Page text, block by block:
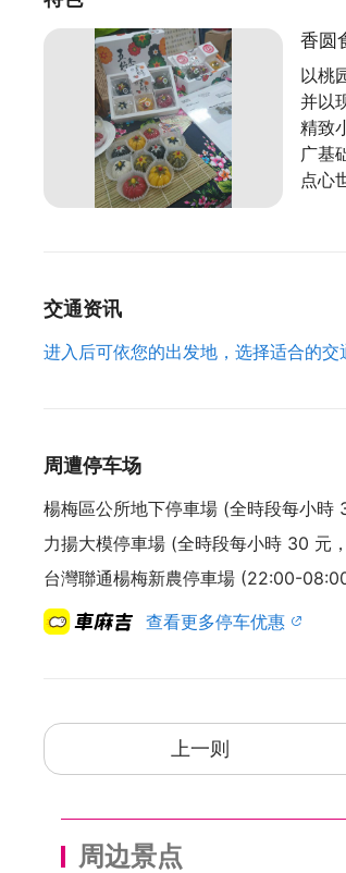
香圆
以桃
并以
精致
广基
点心
交通资讯
进入后可依您的出发地，选择适合的交
周遭停车场
楊梅區公所地下停車場 (全時段每小
力揚大模停車場 (全時段每小時 30 元
台灣聯通楊梅新農停車場 (22:00-
查看更多停车优惠
上一则
周边景点